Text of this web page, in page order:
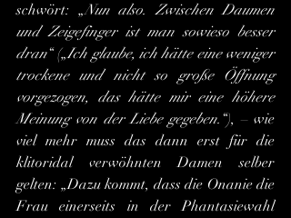
schwört: „Nun also. Zwischen Daumen
und Zeigefinger ist man sowieso besser
dran“ („Ich glaube, ich hätte eine weniger
trockene und nicht so große Öffnung
vorgezogen, das hätte mir eine höhere
Meinung von der Liebe gegeben. “), – wie
viel mehr muss das dann erst für die
klitoridal verwöhnten Damen selber
gelten: „Dazu kommt, dass die Onanie die
Frau einerseits in der Phantasiewahl